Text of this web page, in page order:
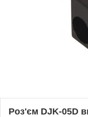
Роз'єм DJK-05D